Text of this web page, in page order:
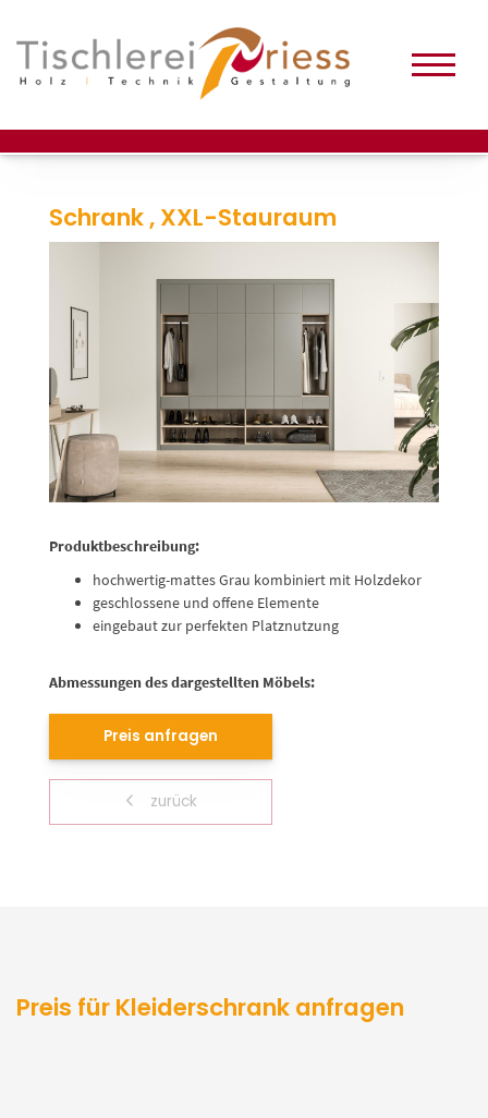
Schrank , XXL-Stauraum
Produktbeschreibung:
hochwertig-mattes Grau kombiniert mit Holzdekor
geschlossene und offene Elemente
eingebaut zur perfekten Platznutzung
Abmessungen des dargestellten Möbels:
Preis anfragen
zurück
Preis für Kleiderschrank anfragen